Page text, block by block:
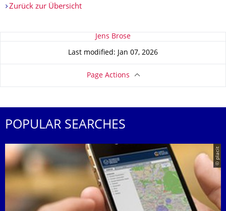
Zurück zur Übersicht
About this page Jens Brose
Last modified: Jan 07, 2026
Page Actions
POPULAR SEARCHES
© placit